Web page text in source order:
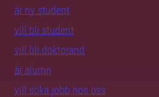
är ny student
vill bli student
vill bli doktorand
är alumn
vill söka jobb hos oss